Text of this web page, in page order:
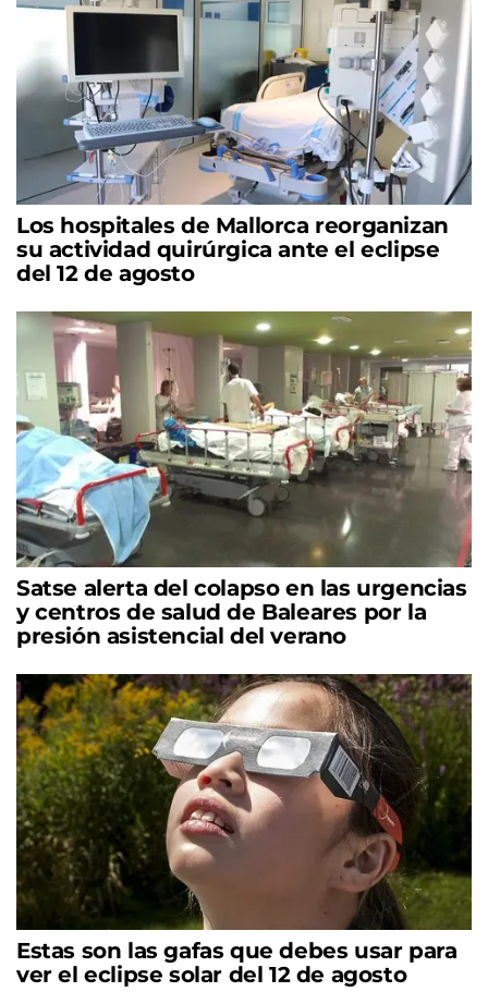
Los hospitales de Mallorca reorganizan
su actividad quirúrgica ante el eclipse
del 12 de agosto
Satse alerta del colapso en las urgencias
y centros de salud de Baleares por la
presión asistencial del verano
Estas son las gafas que debes usar para
ver el eclipse solar del 12 de agosto